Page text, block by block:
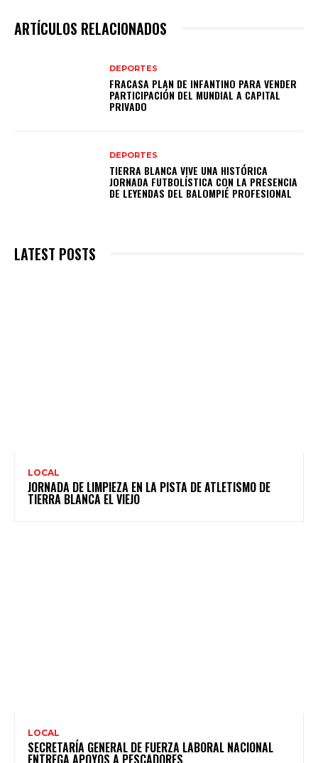
ARTÍCULOS RELACIONADOS
DEPORTES
FRACASA PLAN DE INFANTINO PARA VENDER
PARTICIPACIÓN DEL MUNDIAL A CAPITAL
PRIVADO
DEPORTES
TIERRA BLANCA VIVE UNA HISTÓRICA
JORNADA FUTBOLÍSTICA CON LA PRESENCIA
DE LEYENDAS DEL BALOMPIÉ PROFESIONAL
LATEST POSTS
LOCAL
JORNADA DE LIMPIEZA EN LA PISTA DE ATLETISMO DE
TIERRA BLANCA EL VIEJO
LOCAL
SECRETARÍA GENERAL DE FUERZA LABORAL NACIONAL
ENTREGA APOYOS A PESCADORES